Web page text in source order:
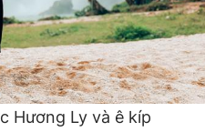
Hương Ly và ê kíp